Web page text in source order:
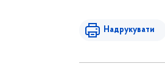
Надрукувати